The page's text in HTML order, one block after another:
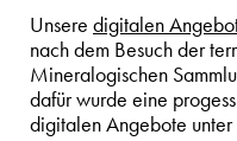
Unsere digitalen
nach dem Besuch der
Mineralogischen
dafür wurde eine
digitalen Angebote